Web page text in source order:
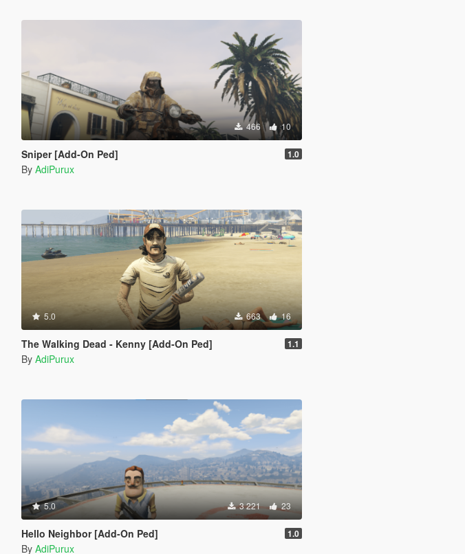
466 10
Sniper [Add-On Ped] 1.0
By AdiPurux
5.0 663 16
The Walking Dead - Kenny [Add-On Ped] 1.1
By AdiPurux
5.0 3 221 23
Hello Neighbor [Add-On Ped] 1.0
By AdiPurux